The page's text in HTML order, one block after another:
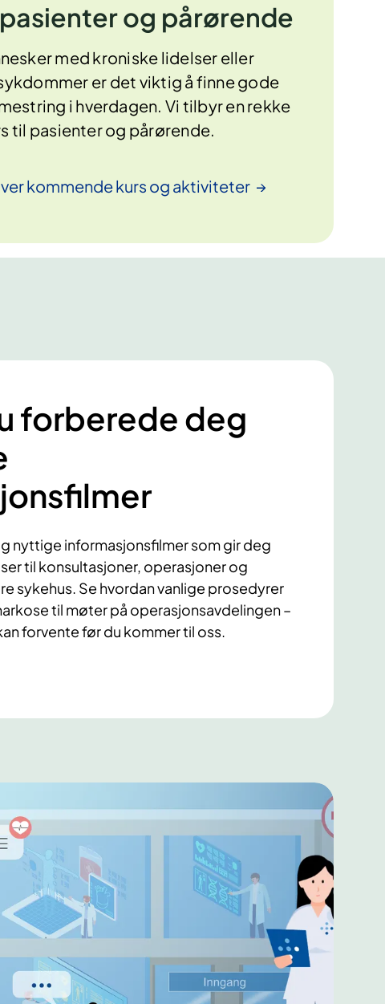
og pårørende
med kroniske lidelser eller
er det viktig å finne gode
i hverdagen. Vi tilbyr en rekke
til pasienter og pårørende.
kommende kurs ogaktiviteter
forberede deg
nyttige informasjonsfilmer som gir deg
til konsultasjoner, operasjoner og
sykehus. Se hvordan vanlige prosedyrer
til møter på operasjonsavdelingen –
forvente før du kommer til oss.